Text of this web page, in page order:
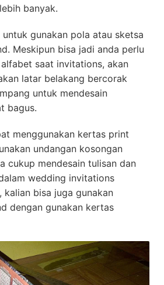
banyak.
gunakan pola atau sketsa
Meskipun bisa jadi anda perlu
saat invitations, akan
latar belakang bercorak
untuk mendesain
bagus.
menggunakan kertas print
undangan kosongan
cukup mendesain tulisan dan
wedding invitations
kalian bisa juga gunakan
dengan gunakan kertas